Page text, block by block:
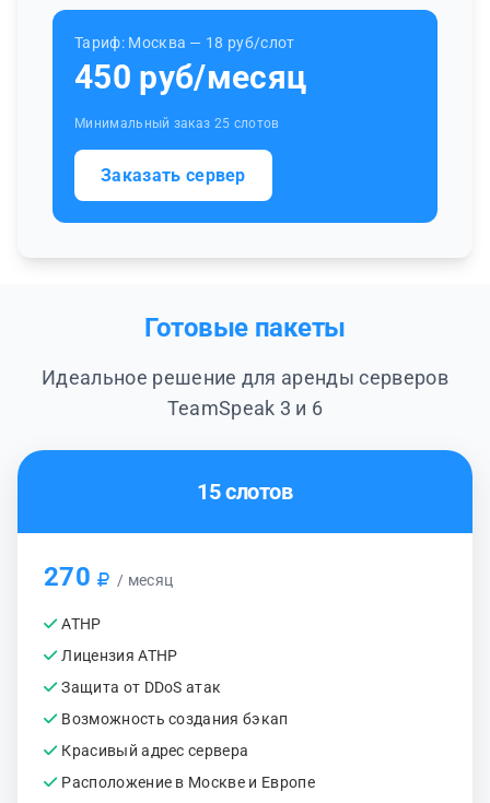
Тариф: Москва — 18 руб/слот
450 руб/месяц
Минимальный заказ 25 слотов
Заказать сервер
Готовые пакеты
Идеальное решение для аренды серверов
TeamSpeak 3 и 6
15 слотов
270 / месяц
ATHP
Лицензия ATHP
Защита от DDoS атак
Возможность создания бэкап
Красивый адрес сервера
Расположение в Москве и Европе